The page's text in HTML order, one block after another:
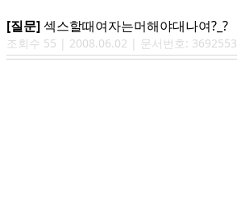
[질문]섹스할때여자는머해야대나여?_?
조회수 55 | 2008.06.02 | 문서번호: 3692553